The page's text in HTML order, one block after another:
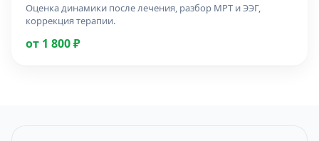
Оценка динамики после лечения, разбор МРТ и ЭЭГ,
коррекция терапии.
от 1 800 ₽